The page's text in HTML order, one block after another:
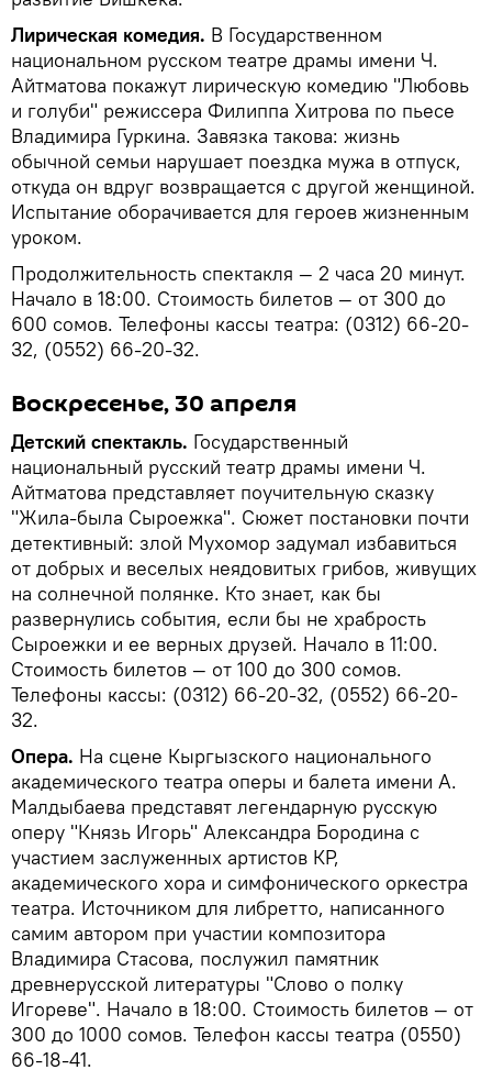
Лирическая комедия. В Государственном
национальном русском театре драмы имени Ч.
Айтматова покажут лирическую комедию "Любовь
и голуби" режиссера Филиппа Хитрова по пьесе
Владимира Гуркина. Завязка такова: жизнь
обычной семьи нарушает поездка мужа в отпуск,
откуда он вдруг возвращается с другой женщиной.
Испытание оборачивается для героев жизненным
уроком.
Продолжительность спектакля — 2 часа 20 минут.
Начало в 18:00. Стоимость билетов — от 300 до
600 сомов. Телефоны кассы театра: (0312) 66-20-
32, (0552) 66-20-32.
Воскресенье, 30 апреля
Детский спектакль. Государственный
национальный русский театр драмы имени Ч.
Айтматова представляет поучительную сказку
"Жила-была Сыроежка". Сюжет постановки почти
детективный: злой Мухомор задумал избавиться
от добрых и веселых неядовитых грибов, живущих
на солнечной полянке. Кто знает, как бы
развернулись события, если бы не храбрость
Сыроежки и ее верных друзей. Начало в 11:00.
Стоимость билетов — от 100 до 300 сомов.
Телефоны кассы: (0312) 66-20-32, (0552) 66-20-
32.
Опера. На сцене Кыргызского национального
академического театра оперы и балета имени А.
Малдыбаева представят легендарную русскую
оперу "Князь Игорь" Александра Бородина с
участием заслуженных артистов КР,
академического хора и симфонического оркестра
театра. Источником для либретто, написанного
самим автором при участии композитора
Владимира Стасова, послужил памятник
древнерусской литературы "Слово о полку
Игореве". Начало в 18:00. Стоимость билетов — от
300 до 1000 сомов. Телефон кассы театра (0550)
66-18-41.